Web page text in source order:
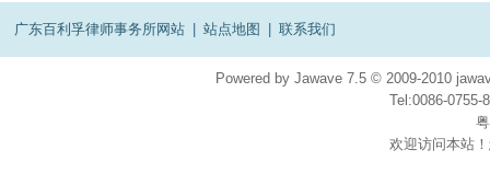
广东百利孚律师事务所网站 站点地图 联系我们
Powered by Jawave 7.5 © 2009-2010
Tel:0086-
欢迎访问本站